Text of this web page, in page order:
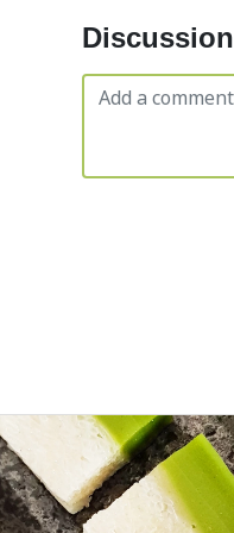
Discussion